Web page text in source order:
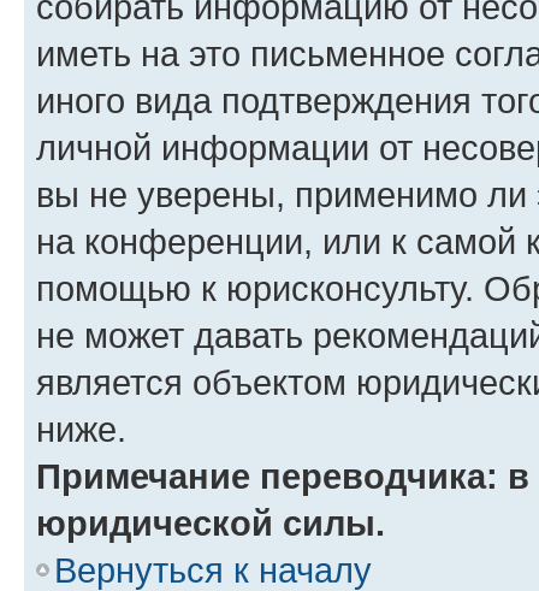
иметь на это письменное
иного вида подтверждения
личной информации от
вы не уверены, применимо ли
на конференции, или к самой
помощью к юрисконсульту.
не может давать
является объектом
ниже.
Примечание переводчика:
юридической силы.
Вернуться к началу